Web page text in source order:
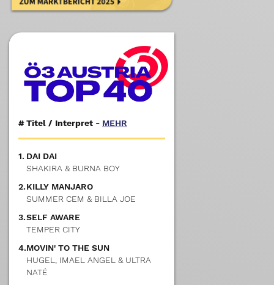
#Titel / Interpret - MEHR
1. DAI DAI
SHAKIRA & BURNA BOY
2.KILLY MANJARO
SUMMER CEM & BILLA JOE
3.SELF AWARE
TEMPER CITY
4.MOVIN' TO THE SUN
HUGEL, IMAEL ANGEL & ULTRA
NATÉ